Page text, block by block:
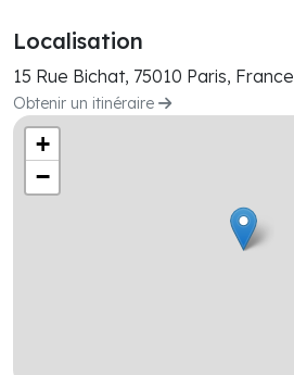
Localisation
15 Rue Bichat, 75010 Paris, France
Obtenir un itinéraire
+
−